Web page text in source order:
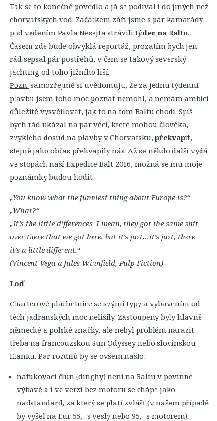
Tak se to konečně povedlo a já se podíval i do jiných než
chorvatských vod. Začátkem září jsme s pár kamarády
pod vedením Pavla Nesejta strávilitýden na Baltu.
Časem zde bude obvyklá reportáž, prozatím bych jen
rád sepsal pár postřehů, v čem se takový severský
jachting od toho jižního liší.
Pozn. samozřejmě si uvědomuju, že za jednu týdenní
plavbu jsem toho moc poznat nemohl, a nemám ambici
důležitě vysvětlovat, jak to na tom Baltu chodí. Spíš
bych rád ukázal na pár věcí, které mohou člověka,
zvyklého dosud na plavby v Chorvatsku, překvapit,
stejně jako občas překvapily nás. Až se někdo další vydá
ve stopách naší Expedice Balt 2016, možná se mu moje
poznámky budou hodit.
„You know what the funniest thing about Europe is?“
„What?“
„It’s the little differences. I mean, they got the same shit
over there that we got here, but it’s just…it’s just, there
it’s a little different.“
(Vincent Vega a Jules Winnfield, Pulp Fiction)
Loď
Charterové plachetnice se svými typy a vybavením od
těch jadranských moc nelišily. Zastoupeny byly hlavně
německé a polské značky, ale nebyl problém narazit
třeba na francouzskou Sun Odyssey nebo slovinskou
Elanku. Pár rozdílů by se ovšem našlo:
nafukovací člun (dinghy) není na Baltu v povinné
výbavě a i ve verzi bez motoru se chápe jako
nadstandard, za který se platí zvlášť (v našem případě
by vyšel na Eur 55,- s vesly nebo 95,- s motorem).